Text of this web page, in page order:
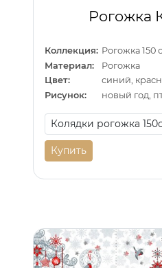
Рогожка
Коллекция: Рогожка 150
Материал:
Рогожка
Цвет:
синий,
Рисунок:
новый год,
Купить